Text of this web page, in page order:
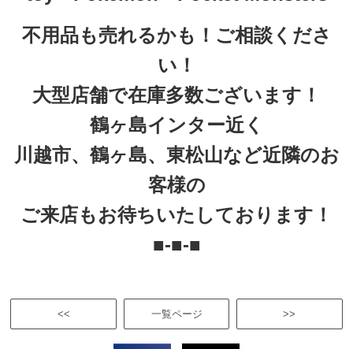
不用品も売れるかも！ご相談くださ
い！
大型店舗で在庫多数ございます！
鶴ヶ島インター近く
川越市、鶴ヶ島、東松山など近隣のお
客様の
ご来店もお待ちいたしております！
■-■-■
<< >>
一覧ページ